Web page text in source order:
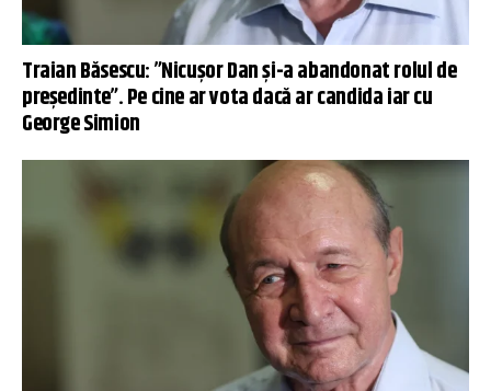
Traian Băsescu: ”Nicușor Dan și-a abandonat rolul de
președinte”. Pe cine ar vota dacă ar candida iar cu
George Simion